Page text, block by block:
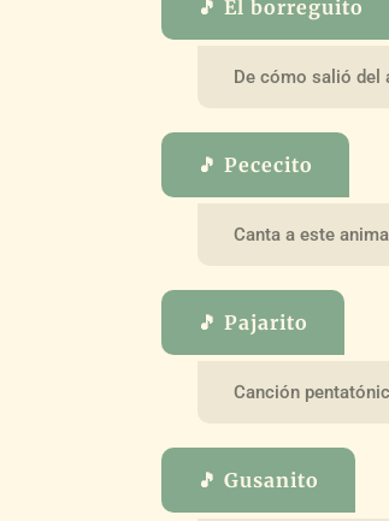
🎵 El borreguito
De cómo salió del
🎵 Pececito
Canta a este
🎵 Pajarito
Canción
🎵 Gusanito